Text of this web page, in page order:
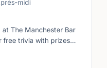
midi
at The Manchester Bar
free trivia with prizes